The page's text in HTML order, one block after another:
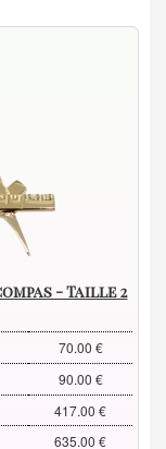
- Taille 2
70.00 €
90.00 €
417.00 €
635.00 €